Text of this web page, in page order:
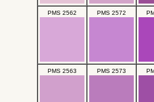
PMS 2562 PMS 2572
PMS 2563 PMS 2573